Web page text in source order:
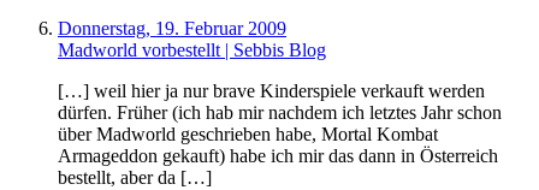
Donnerstag, 19. Februar 2009
Madworld vorbestellt | Sebbis Blog
[…] weil hier ja nur brave Kinderspiele verkauft werden
dürfen. Früher (ich hab mir nachdem ich letztes Jahr schon
über Madworld geschrieben habe, Mortal Kombat
Armageddon gekauft) habe ich mir das dann in Österreich
bestellt, aber da […]